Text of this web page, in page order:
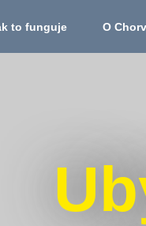
to funguje O